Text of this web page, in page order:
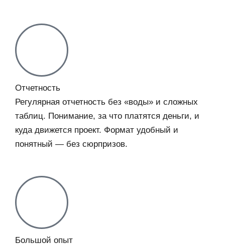
Отчетность
Регулярная отчетность без «воды» и сложных
таблиц. Понимание, за что платятся деньги, и
куда движется проект. Формат удобный и
понятный — без сюрпризов.
Большой опыт